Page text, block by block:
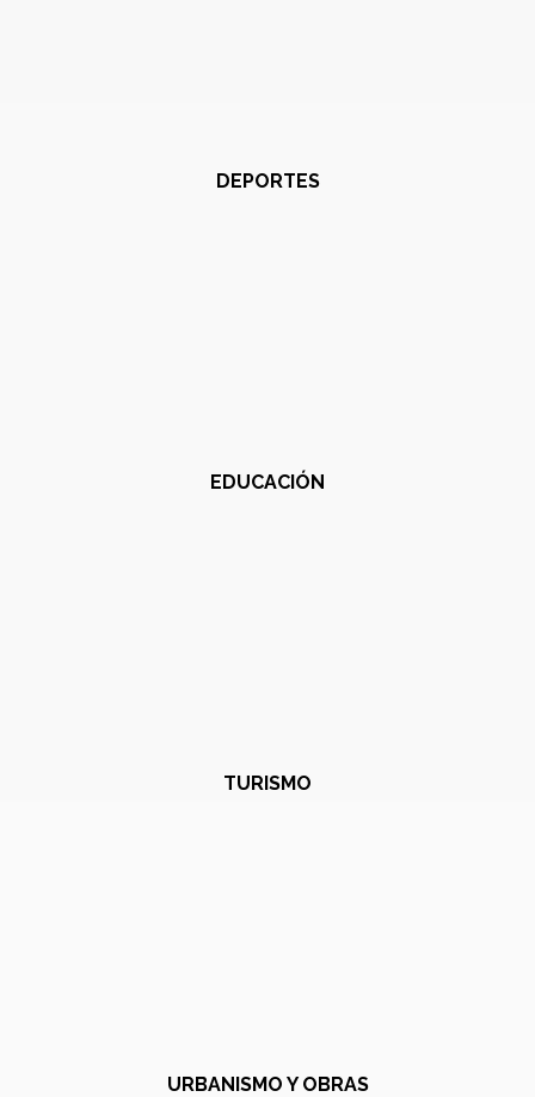
DEPORTES
EDUCACIÓN
TURISMO
URBANISMO Y OBRAS